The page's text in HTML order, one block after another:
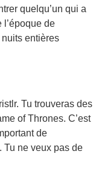
quelqu’un qui a
l’époque de
entières
Tu trouveras des
of Thrones. C’est
de
Tu ne veux pas de